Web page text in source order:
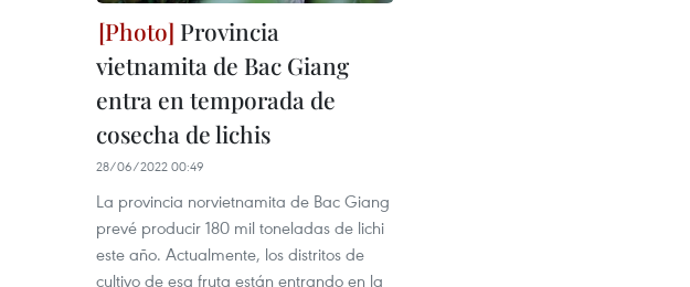
Provincia
vietnamita de Bac Giang
entra en temporada de
cosecha de lichis
28/06/2022 00:49
La provincia norvietnamita de Bac Giang
prevé producir 180 mil toneladas de lichi
este año. Actualmente, los distritos de
cultivo de esa fruta están entrando en la